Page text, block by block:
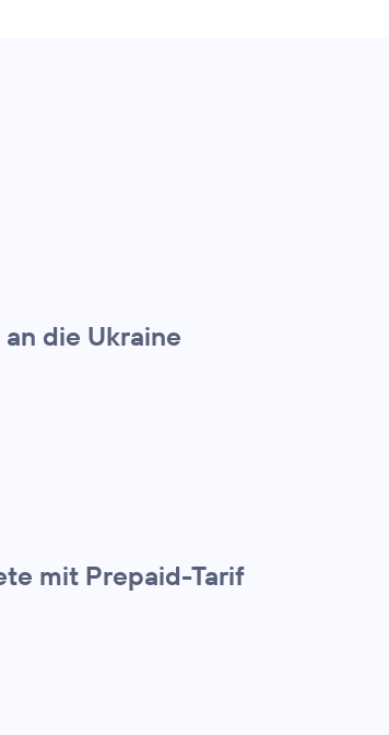
die Ukraine
mit Prepaid-Tarif